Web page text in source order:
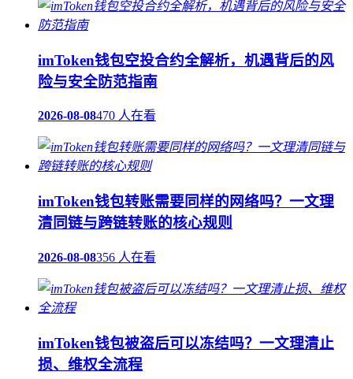
imToken钱包空投合约全解析，机遇背后的风
险与安全防范指南
2026-08-08470 人在看
imToken钱包转账需要同样的网络吗？一文理
清同链与跨链转账的核心规则
2026-08-08356 人在看
imToken钱包被盗后可以冻结吗？一文理清止
损、维权全流程